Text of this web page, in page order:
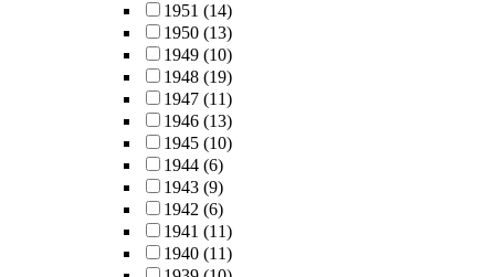
1951 (14)
1950 (13)
1949 (10)
1948 (19)
1947 (11)
1946 (13)
1945 (10)
1944 (6)
1943 (9)
1942 (6)
1941 (11)
1940 (11)